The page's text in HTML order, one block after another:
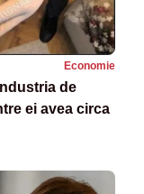
Economie
de
ei avea circa